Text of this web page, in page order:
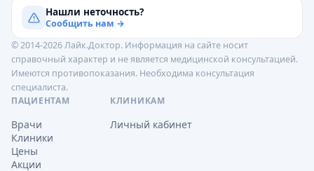
Нашли неточность?
Сообщить нам →
© 2014-2026 Лайк.Доктор. Информация на сайте носит
справочный характер и не является медицинской консультацией.
Имеются противопоказания. Необходима консультация
специалиста.
ПАЦИЕНТАМ
Врачи
Клиники
Цены
Акции
КЛИНИКАМ
Личный кабинет